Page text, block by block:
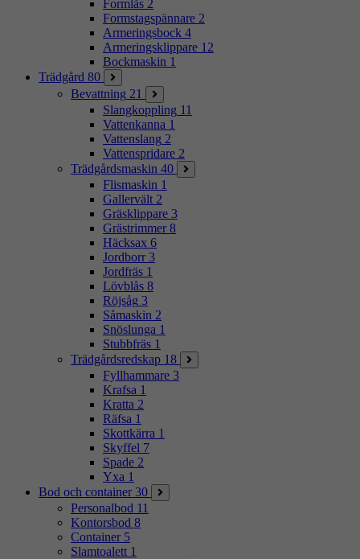
Formlås 2
Formstagspännare 2
Armeringsbock 4
Armeringsklippare 12
Bockmaskin 1
Trädgård 80
Bevattning 21
Slangkoppling 11
Vattenkanna 1
Vattenslang 2
Vattenspridare 2
Trädgårdsmaskin 40
Flismaskin 1
Gallervält 2
Gräsklippare 3
Grästrimmer 8
Häcksax 6
Jordborr 3
Jordfräs 1
Lövblås 8
Röjsåg 3
Såmaskin 2
Snöslunga 1
Stubbfräs 1
Trädgårdsredskap 18
Fyllhammare 3
Krafsa 1
Kratta 2
Räfsa 1
Skottkärra 1
Skyffel 7
Spade 2
Yxa 1
Bod och container 30
Personalbod 11
Kontorsbod 8
Container 5
Slamtoalett 1